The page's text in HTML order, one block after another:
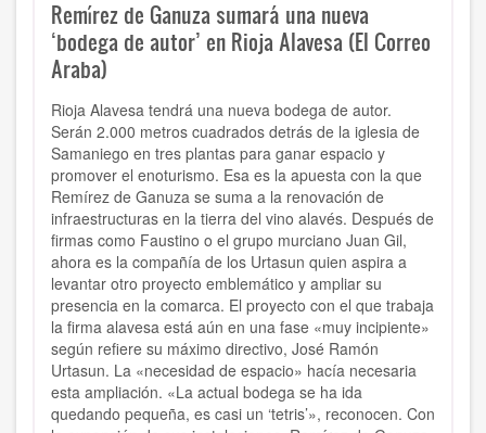
Remírez de Ganuza sumará una nueva
‘bodega de autor’ en Rioja Alavesa (El Correo
Araba)
Rioja Alavesa tendrá una nueva bodega de autor.
Serán 2.000 metros cuadrados detrás de la iglesia de
Samaniego en tres plantas para ganar espacio y
promover el enoturismo. Esa es la apuesta con la que
Remírez de Ganuza se suma a la renovación de
infraestructuras en la tierra del vino alavés. Después de
firmas como Faustino o el grupo murciano Juan Gil,
ahora es la compañía de los Urtasun quien aspira a
levantar otro proyecto emblemático y ampliar su
presencia en la comarca. El proyecto con el que trabaja
la firma alavesa está aún en una fase «muy incipiente»
según refiere su máximo directivo, José Ramón
Urtasun. La «necesidad de espacio» hacía necesaria
esta ampliación. «La actual bodega se ha ida
quedando pequeña, es casi un ‘tetris’», reconocen. Con